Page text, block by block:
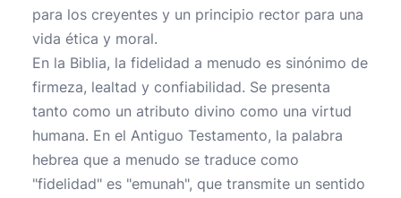
para los creyentes y un principio rector para una
vida ética y moral.
En la Biblia, la fidelidad a menudo es sinónimo de
firmeza, lealtad y confiabilidad. Se presenta
tanto como un atributo divino como una virtud
humana. En el Antiguo Testamento, la palabra
hebrea que a menudo se traduce como
"fidelidad" es "emunah", que transmite un sentido